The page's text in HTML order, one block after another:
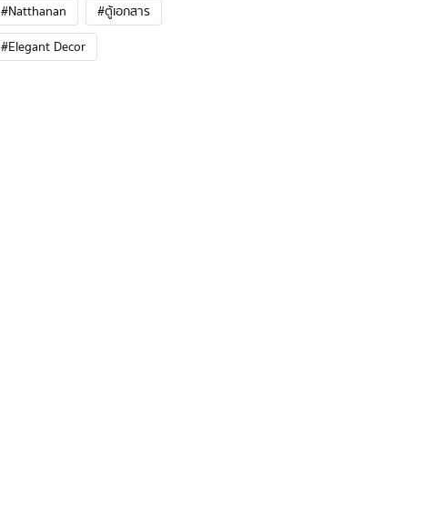
#Natthanan
#ตู้เอกสาร
#Elegant Decor